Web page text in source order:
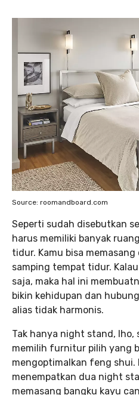
Source: roomandboard.com
Seperti sudah disebutkan
harus memiliki banyak
tidur. Kamu bisa
samping tempat tidur.
saja, maka hal ini
bikin kehidupan dan
alias tidak harmonis.
Tak hanya night stand, lho,
memilih furnitur pilih yang
mengoptimalkan feng shui.
menempatkan dua night
memasang bangku kayu